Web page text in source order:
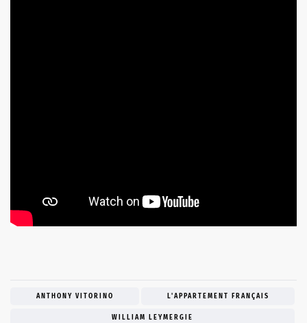
ANTHONY VITORINO L'APPARTEMENT FRANÇAIS
WILLIAM LEYMERGIE